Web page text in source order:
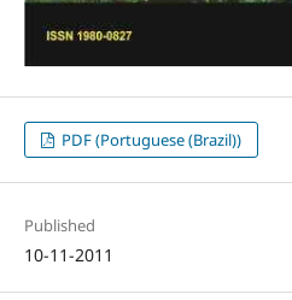
PDF (Portuguese (Brazil))
Published
10-11-2011